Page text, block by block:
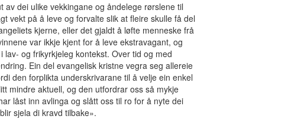
av dei ulike vekkingane og åndelege rørslene til
vekt på å leve og forvalte slik at fleire skulle få del
kjerne, eller det gjaldt å løfte menneske frå
var ikkje kjent for å leve ekstravagant, og
og frikyrkjeleg kontekst. Over tid og med
Ein del evangelisk kristne vegra seg allereie
den forplikta underskrivarane til å velje ein enkel
mindre aktuell, og den utfordrar oss så mykje
låst inn avlinga og slått oss til ro for å nyte dei
sjela di kravd tilbake».